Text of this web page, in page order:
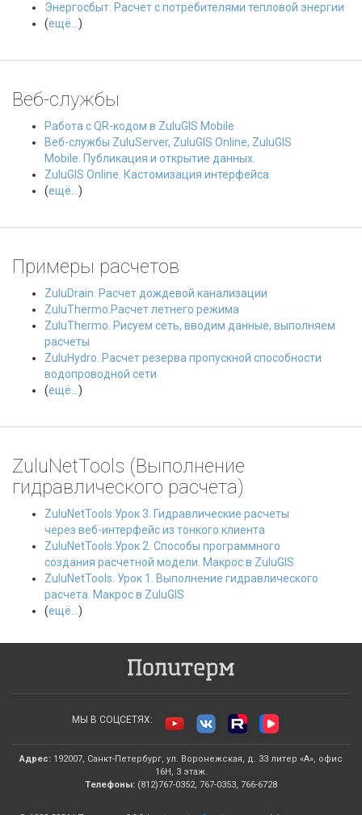
Энергосбыт. Расчет с потребителями тепловой энергии
(ещё... )
Веб-службы
Работа с QR-кодом в ZuluGIS Mobile
Веб-службы ZuluServer, ZuluGIS Online, ZuluGIS
Mobile. Публикация и открытие данных.
ZuluGIS Online. Кастомизация интерфейса
(ещё... )
Примеры расчетов
ZuluDrain. Расчет дождевой канализации
ZuluThermo.Расчет летнего режима
ZuluThermo. Рисуем сеть, вводим данные, выполняем
расчеты
ZuluHydro. Расчет резерва пропускной способности
водопроводной сети
(ещё... )
ZuluNetTools (Выполнение
гидравлического расчета)
ZuluNetTools.Урок 3. Гидравлические расчеты
через веб-интерфейс из тонкого клиента
ZuluNetTools.Урок 2. Способы программного
создания расчетной модели. Макрос в ZuluGIS
ZuluNetTools. Урок 1. Выполнение гидравлического
расчета. Макрос в ZuluGIS
(ещё... )
МЫ В СОЦСЕТЯХ:
Адрес: 192007, Санкт-Петербург, ул. Воронежская, д. 33 литер «А», офис
16Н, 3 этаж.
Телефоны: (812)767-0352, 767-0353, 766-6728